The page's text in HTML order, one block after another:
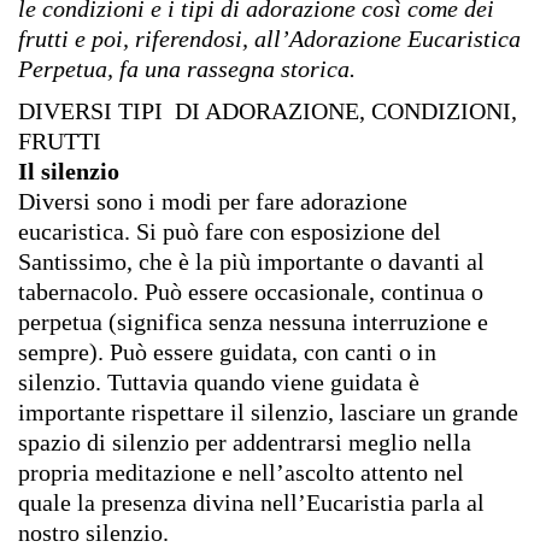
le condizioni e i tipi di adorazione così come dei
frutti e poi, riferendosi, all’Adorazione Eucaristica
Perpetua, fa una rassegna storica.
DIVERSI TIPI DI ADORAZIONE, CONDIZIONI,
FRUTTI
Il silenzio
Diversi sono i modi per fare adorazione
eucaristica. Si può fare con esposizione del
Santissimo, che è la più importante o davanti al
tabernacolo. Può essere occasionale, continua o
perpetua (significa senza nessuna interruzione e
sempre). Può essere guidata, con canti o in
silenzio. Tuttavia quando viene guidata è
importante rispettare il silenzio, lasciare un grande
spazio di silenzio per addentrarsi meglio nella
propria meditazione e nell’ascolto attento nel
quale la presenza divina nell’Eucaristia parla al
nostro silenzio.